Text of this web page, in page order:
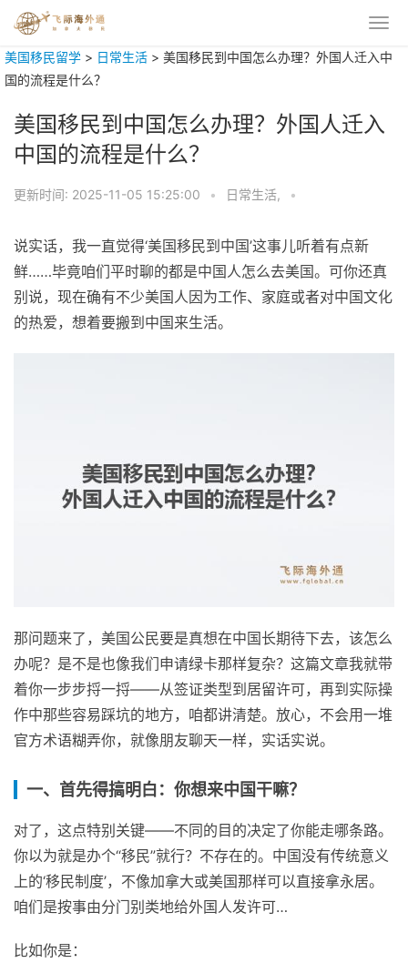
美国移民留学 > 日常生活 > 美国移民到中国怎么办理？外国人迁入中
国的流程是什么？
美国移民到中国怎么办理？外国人迁入
中国的流程是什么？
更新时间: 2025-11-05 15:25:00 • 日常生活, •
说实话，我一直觉得‘美国移民到中国’这事儿听着有点新
鲜……毕竟咱们平时聊的都是中国人怎么去美国。可你还真
别说，现在确有不少美国人因为工作、家庭或者对中国文化
的热爱，想着要搬到中国来生活。
那问题来了，美国公民要是真想在中国长期待下去，该怎么
办呢？是不是也像我们申请绿卡那样复杂？这篇文章我就带
着你一步步捋一捋——从签证类型到居留许可，再到实际操
作中那些容易踩坑的地方，咱都讲清楚。放心，不会用一堆
官方术语糊弄你，就像朋友聊天一样，实话实说。
一、首先得搞明白：你想来中国干嘛？
对了，这点特别关键——不同的目的决定了你能走哪条路。
你以为就是办个“移民”就行？不存在的。中国没有传统意义
上的‘移民制度’，不像加拿大或美国那样可以直接拿永居。
咱们是按事由分门别类地给外国人发许可…
比如你是：